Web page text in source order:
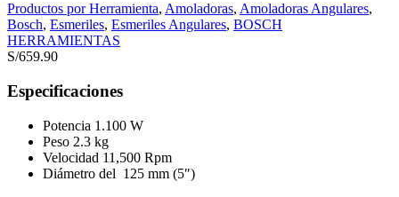
Productos por Herramienta, Amoladoras, Amoladoras Angulares,
Bosch, Esmeriles, Esmeriles Angulares, BOSCH
HERRAMIENTAS
S/659.90
Especificaciones
Potencia 1.100 W
Peso 2.3 kg
Velocidad 11,500 Rpm
Diámetro del 125 mm (5″)